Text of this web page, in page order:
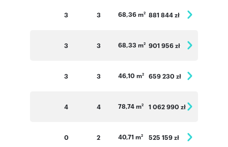
3 3 68,36 m2 881 844 zł
3 3 68,33 m2 901 956 zł
3 3 46,10 m2 659 230 zł
4 4 78,74 m2 1 062 990 zł
0 2 40,71 m2 525 159 zł